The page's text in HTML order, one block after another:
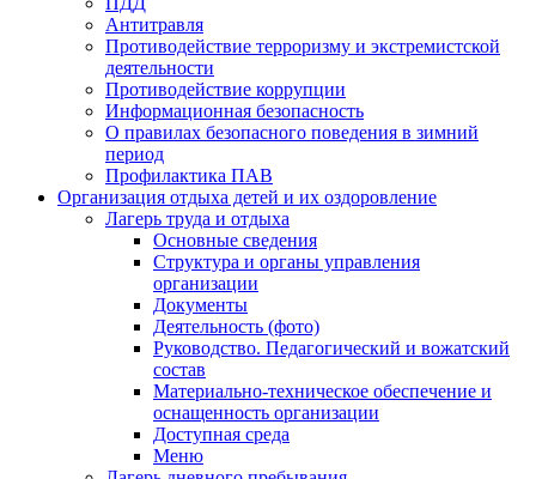
Антитравля
Противодействие терроризму и экстремистской
деятельности
Противодействие коррупции
Информационная безопасность
О правилах безопасного поведения в зимний
период
Профилактика ПАВ
Организация отдыха детей и их оздоровление
Лагерь труда и отдыха
Основные сведения
Структура и органы управления
организации
Документы
Деятельность (фото)
Руководство. Педагогический и вожатский
состав
Материально-техническое обеспечение и
оснащенность организации
Доступная среда
Меню